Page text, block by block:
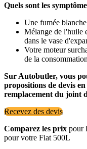
Quels sont les
Une fumée
Mélange de l'huile
dans le vase
Votre moteur
de la
Sur Autobutler, vous
propositions de devis
remplacement du joint
Recevez des devis
Comparez les prix pour
pour votre Fiat 500L